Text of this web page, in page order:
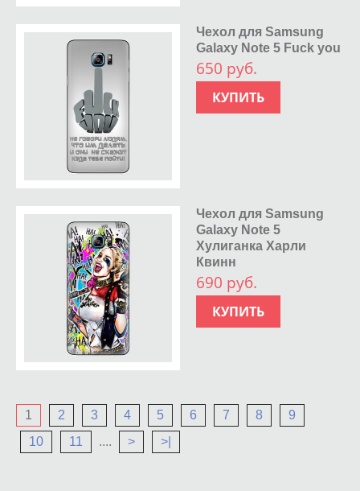
Чехол для Samsung
Galaxy Note 5 Fuck you
650 руб.
КУПИТЬ
Чехол для Samsung
Galaxy Note 5
Хулиганка Харли
Квинн
690 руб.
КУПИТЬ
1 2 3 4 5 6 7 8
9
10
11 .... > >|